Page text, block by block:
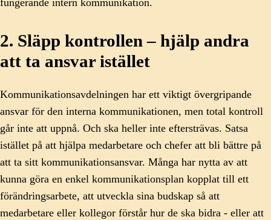
fungerande intern kommunikation.
2. Släpp kontrollen – hjälp andra
att ta ansvar istället
Kommunikationsavdelningen har ett viktigt övergripande
ansvar för den interna kommunikationen, men total kontroll
går inte att uppnå. Och ska heller inte eftersträvas. Satsa
istället på att hjälpa medarbetare och chefer att bli bättre på
att ta sitt kommunikationsansvar. Många har nytta av att
kunna göra en enkel kommunikationsplan kopplat till ett
förändringsarbete, att utveckla sina budskap så att
medarbetare eller kollegor förstår hur de ska bidra - eller att